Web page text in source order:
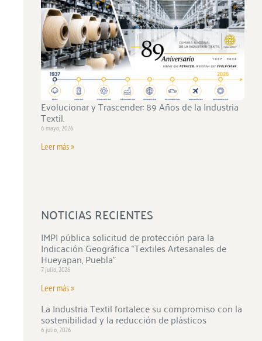
Evolucionar y Trascender: 89 Años de la Industria
Textil.
6 mayo, 2026
Leer más »
NOTICIAS RECIENTES
IMPI pública solicitud de protección para la
Indicación Geográfica “Textiles Artesanales de
Hueyapan, Puebla”
7 julio, 2026
Leer más »
La Industria Textil fortalece su compromiso con la
sostenibilidad y la reducción de plásticos
6 julio, 2026